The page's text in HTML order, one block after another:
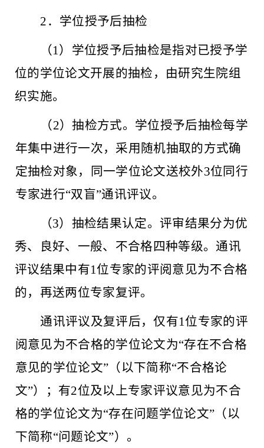
2． 学位授予后抽检
（ 1）学位授予后抽检是指对已授予学
位的学位论文开展的抽检，由研究生院组
织实施。
（ 2）抽检方式。学位授予后抽检每学
年集中进行一次，采用随机抽取的方式确
定抽检对象，同一学位论文送校外3位同行
专家进行“双盲”通讯评议。
（3）抽检结果认定。评审结果分为优
秀、良好、一般、不合格四种等级。通讯
评议结果中有1位专家的评阅意见为不合格
的，再送两位专家复评。
通讯评议及复评后，仅有1位专家的评
阅意见为不合格的学位论文为“存在不合格
意见的学位论文”（以下简称“不合格论
文”）；有2位及以上专家评议意见为不合
格的学位论文为“存在问题学位论文”（以
下简称“问题论文”）。